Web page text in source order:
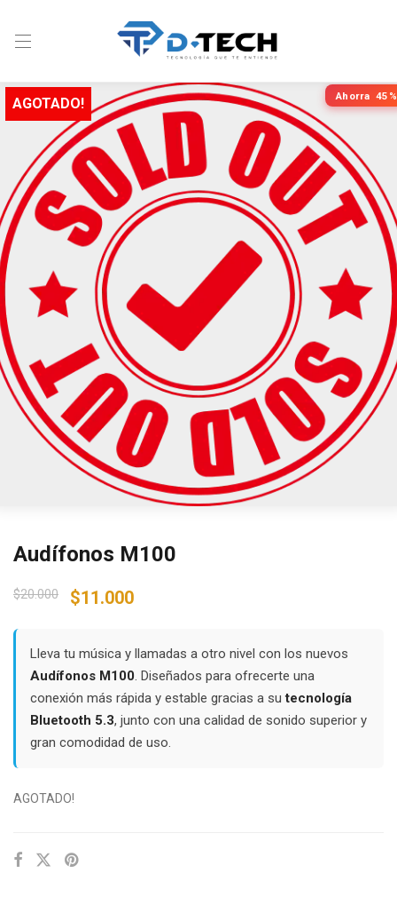
Ahorra 45%
AGOTADO!
Audífonos M100
$20.000
Original
$20.000.
$11.000Current
$11.000.
Lleva tu música y llamadas a otro nivel con los nuevos
Audífonos M100. Diseñados para ofrecerte una
conexión más rápida y estable gracias a sutecnología
Bluetooth 5.3, junto con una calidad de sonido superior y
gran comodidad de uso.
AGOTADO!